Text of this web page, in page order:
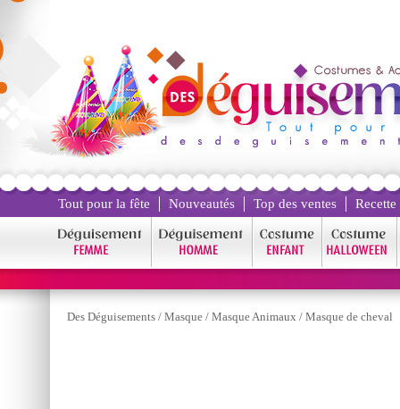
Tout pour la fête Nouveautés Top des ventes
Des Déguisements / Masque / Masque Animaux / Masque de cheval